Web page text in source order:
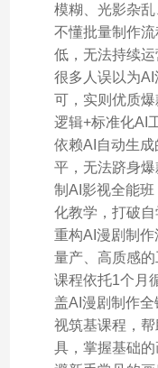
模糊、光影杂乱
不懂批量制作
低，无法持续运
很多人误以为
可，实则优质
逻辑+标准化AI
依赖AI自动生
平，无法跻身
制AI影视全能
化教学，打破
重构AI漫剧制
量产、高质感的
课程依托1个月
盖AI漫剧制作
视筑基课程，
具，掌握基础